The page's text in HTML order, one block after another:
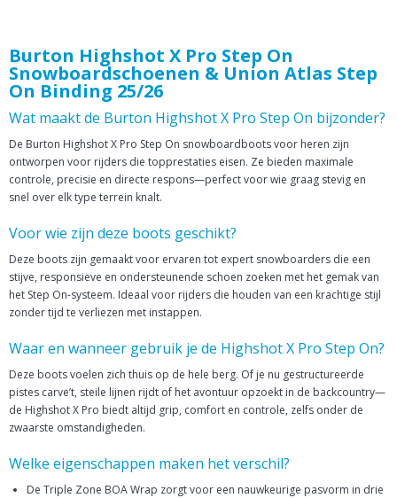
Burton Highshot X Pro Step On
Snowboardschoenen & Union Atlas Step
On Binding 25/26
Wat maakt de Burton Highshot X Pro Step On bijzonder?
De Burton Highshot X Pro Step On snowboardboots voor heren zijn
ontworpen voor rijders die topprestaties eisen. Ze bieden maximale
controle, precisie en directe respons—perfect voor wie graag stevig en
snel over elk type terrein knalt.
Voor wie zijn deze boots geschikt?
Deze boots zijn gemaakt voor ervaren tot expert snowboarders die een
stijve, responsieve en ondersteunende schoen zoeken met het gemak van
het Step On-systeem. Ideaal voor rijders die houden van een krachtige stijl
zonder tijd te verliezen met instappen.
Waar en wanneer gebruik je de Highshot X Pro Step On?
Deze boots voelen zich thuis op de hele berg. Of je nu gestructureerde
pistes carve’t, steile lijnen rijdt of het avontuur opzoekt in de backcountry—
de Highshot X Pro biedt altijd grip, comfort en controle, zelfs onder de
zwaarste omstandigheden.
Welke eigenschappen maken het verschil?
De Triple Zone BOA Wrap zorgt voor een nauwkeurige pasvorm in drie